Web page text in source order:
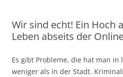
Wir sind echt! Ein Hoch
Leben abseits der
Es gibt Probleme, die hat man in
weniger als in der Stadt.